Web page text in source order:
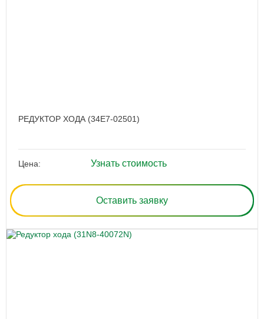
РЕДУКТОР ХОДА (34E7-02501)
Цена: Узнать стоимость
Оставить заявку